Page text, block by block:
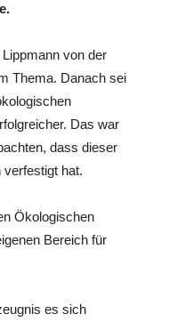
von der
Thema. Danach sei
Das war
dass dieser
hat.
Ökologischen
Bereich für
es sich